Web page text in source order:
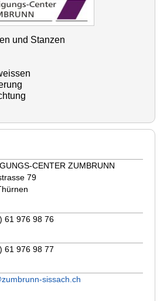
und Stanzen
CENTER ZUMBRUNN
79
61 976 98 76
61 976 98 77
sissach.ch